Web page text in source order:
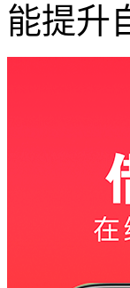
能提升